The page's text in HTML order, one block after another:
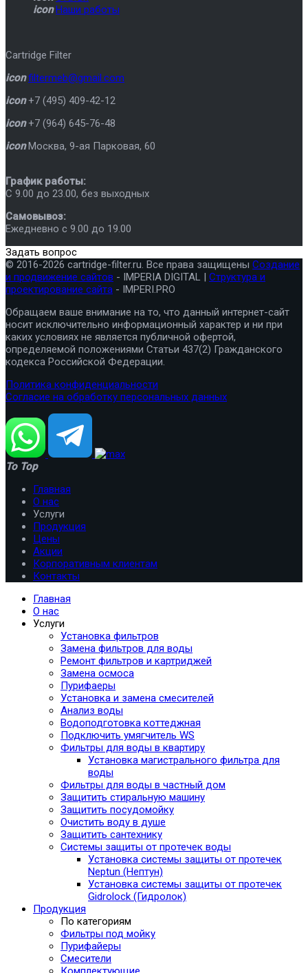
icon Наши работы
Cartridge Filter
icon filtermeb@gmail.com
icon +7 (495) 409-42-12
icon +7 (964) 645-76-48
icon Москва, 9-ая Парковая, 60
График работы:
C 9.00 до 23.00, без выходных
Самовывоз:
Ежедневно с 9.00 до 19.00
Задать вопрос
© 2016-2026 cartridge-filter.ru. Все права защищены Создание
и продвижение сайтов - IMPERIA DIGITAL | Структура и
проектирование сайта - IMPERI.PRO
Обращаем ваше внимание на то, что данный интернет-сайт
носит исключительно информационный характер и ни при
каких условиях не является публичной офертой,
определяемой положениями Статьи 437(2) Гражданского
кодекса Российской Федерации.
Политика конфиденциальности
Согласие на обработку персональных данных
To Top
Главная
О нас
Услуги
Продукция
Цены
Акции
Корпоративным клиентам
Контакты
Главная
О нас
Услуги
Установка фильтров
Замена фильтров для воды
Ремонт фильтров и картриджей
Замена осмоса
Пурифаеры
Установка и замена смесителей
Анализ воды
Водоподготовка коттеджная
Подключить умягчитель WS
Фильтры для воды в квартиру
Установка магистрального фильтра для
воды
Фильтры для воды в частный дом
Защитить стиральную машину
Защитить посудомойку
Очистить воду в душе
Защитить сантехнику
Системы защиты от протечек воды
Установка системы защиты от протечек
Neptun (Нептун)
Установка системы защиты от протечек
Gidrolock (Гидролок)
Продукция
По категориям
Фильтры под мойку
Пурифайеры
Смесители